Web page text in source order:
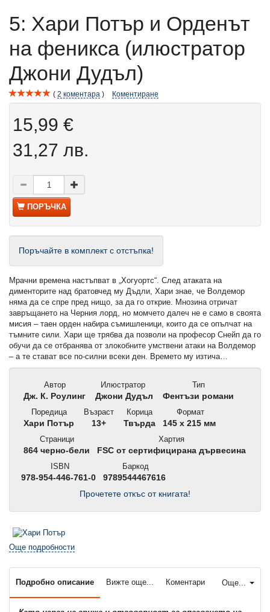
5: Хари Потър и Орденът
на феникса (илюстратор
Джони Дудъл)
2 коментара Коментиране
15,99 €
31,27 лв.
ПОРЪЧКА
Поръчайте в комплект с отстъпка!
Мрачни времена настъпват в „Хогуортс“. След атаката на
дименторите над братовчед му Дъдли, Хари знае, че Волдемор
няма да се спре пред нищо, за да го открие. Мнозина отричат
завръщането на Черния лорд, но момчето далеч не е само в своята
мисия – таен орден набира съмишленици, които да се опълчат на
тъмните сили. Хари ще трябва да позволи на професор Снейп да го
обучи да се отбранява от злокобните умствени атаки на Волдемор
– а те стават все по-силни всеки ден. Времето му изтича…
Автор
Дж. К. Роулинг
Илюстратор
Джони Дудъл
Тип
Фентъзи романи
Поредица
Хари Потър
Възраст
13+
Корица
Твърда
Формат
145 x 215 мм
Страници
864 черно-бели
Хартия
FSC от сертифицирана дървесина
ISBN
978-954-446-761-0
Баркод
9789544467616
Прочетете откъс от книгата!
Още подробности
Още...
Подробно описание Вижте още... Коментари